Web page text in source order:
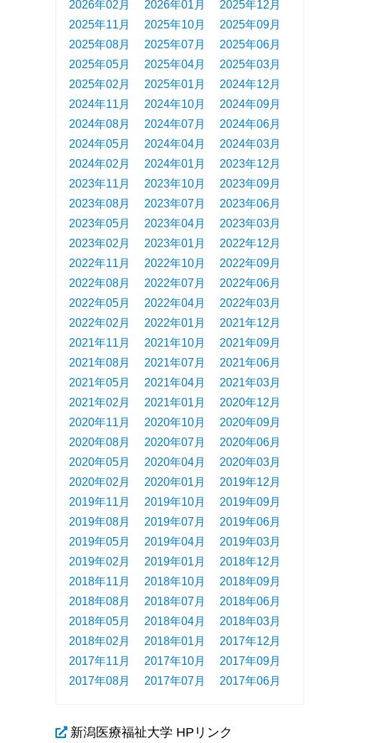
2026年02月
2026年01月
2025年12月
2025年11月
2025年10月
2025年09月
2025年08月
2025年07月
2025年06月
2025年05月
2025年04月
2025年03月
2025年02月
2025年01月
2024年12月
2024年11月
2024年10月
2024年09月
2024年08月
2024年07月
2024年06月
2024年05月
2024年04月
2024年03月
2024年02月
2024年01月
2023年12月
2023年11月
2023年10月
2023年09月
2023年08月
2023年07月
2023年06月
2023年05月
2023年04月
2023年03月
2023年02月
2023年01月
2022年12月
2022年11月
2022年10月
2022年09月
2022年08月
2022年07月
2022年06月
2022年05月
2022年04月
2022年03月
2022年02月
2022年01月
2021年12月
2021年11月
2021年10月
2021年09月
2021年08月
2021年07月
2021年06月
2021年05月
2021年04月
2021年03月
2021年02月
2021年01月
2020年12月
2020年11月
2020年10月
2020年09月
2020年08月
2020年07月
2020年06月
2020年05月
2020年04月
2020年03月
2020年02月
2020年01月
2019年12月
2019年11月
2019年10月
2019年09月
2019年08月
2019年07月
2019年06月
2019年05月
2019年04月
2019年03月
2019年02月
2019年01月
2018年12月
2018年11月
2018年10月
2018年09月
2018年08月
2018年07月
2018年06月
2018年05月
2018年04月
2018年03月
2018年02月
2018年01月
2017年12月
2017年11月
2017年10月
2017年09月
2017年08月
2017年07月 2017年06月
新潟医療福祉大学 HPリンク